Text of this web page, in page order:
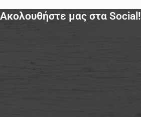
Ακολουθήστε μας στα Social!